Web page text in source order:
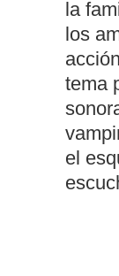
la
los
tema
el